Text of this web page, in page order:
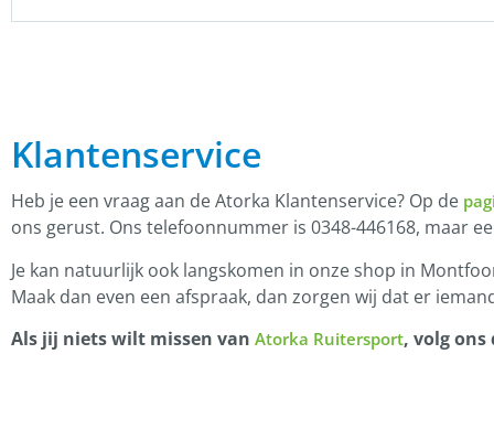
Klantenservice
Heb je een vraag aan de Atorka Klantenservice? Op de
ons gerust. Ons telefoonnummer is 0348-446168, maar
Je kan natuurlijk ook langskomen in onze shop in
Maak dan even een afspraak, dan zorgen wij dat er
Als jij niets wilt missen van Atorka Ruitersport, volg